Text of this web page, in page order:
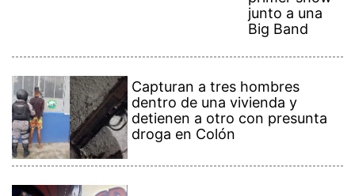
junto a una
Big Band
Capturan a tres hombres
dentro de una vivienda y
detienen a otro con presunta
droga en Colón